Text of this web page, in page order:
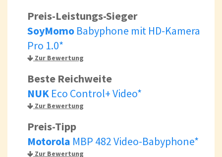
Preis-Leistungs-Sieger
SoyMomo Babyphone mit HD-Kamera
Pro 1.0*
Zur Bewertung
Beste Reichweite
NUK Eco Control+ Video*
Zur Bewertung
Preis-Tipp
Motorola MBP 482 Video-Babyphone*
Zur Bewertung